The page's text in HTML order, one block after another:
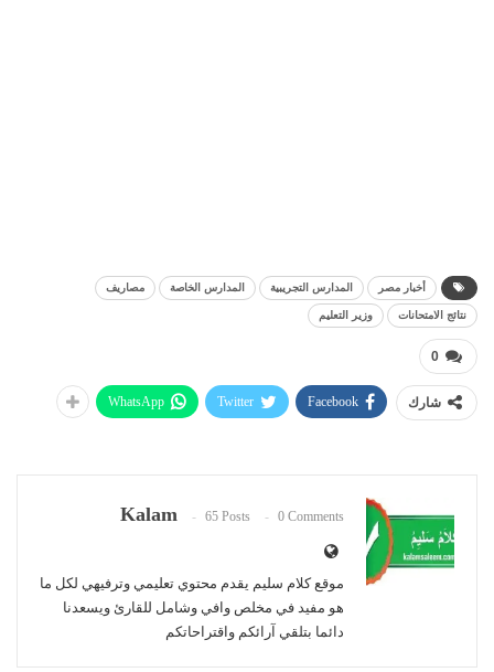
أخبار مصر المدارس التجريبية المدارس الخاصة مصاريف
نتائج الامتحانات وزير التعليم
0
شارك Facebook
Twitter
WhatsApp
Kalam 65 Posts 0 Comments
موقع كلام سليم يقدم محتوي تعليمي وترفيهي لكل ما
هو مفيد في مخلص وافي وشامل للقارئ ويسعدنا
دائما بتلقي آرائكم واقتراحاتكم